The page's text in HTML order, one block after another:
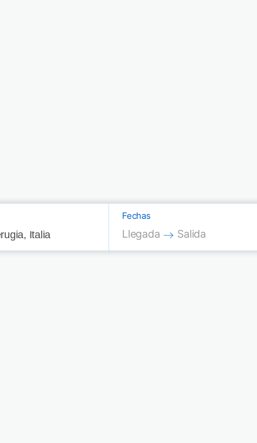
Fechas
Press the down arrow key
Llegada
Press the
Salida